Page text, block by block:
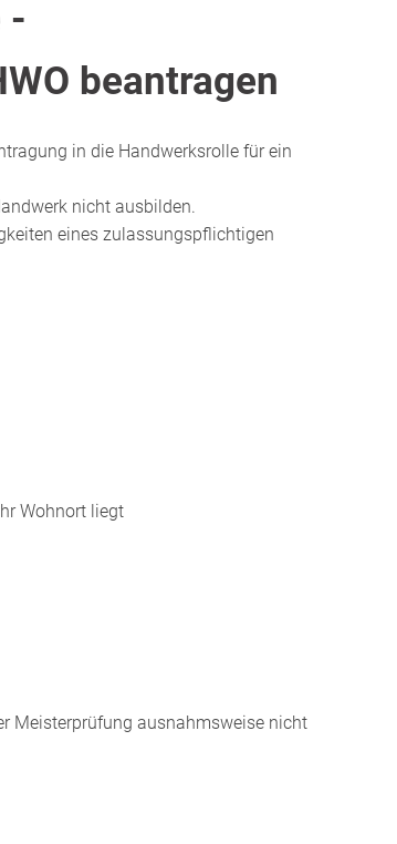
-
beantragen
in die Handwerksrolle für ein
nicht ausbilden.
eines zulassungspflichtigen
Wohnort liegt
Meisterprüfung ausnahmsweise nicht